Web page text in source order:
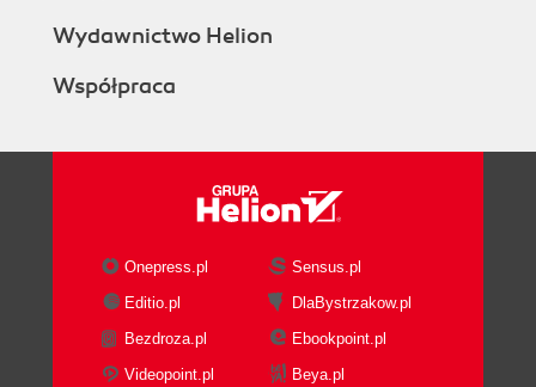
Wydawnictwo Helion
Współpraca
Onepress.pl
Sensus.pl
Editio.pl
DlaBystrzakow.pl
Bezdroza.pl
Ebookpoint.pl
Videopoint.pl
Beya.pl